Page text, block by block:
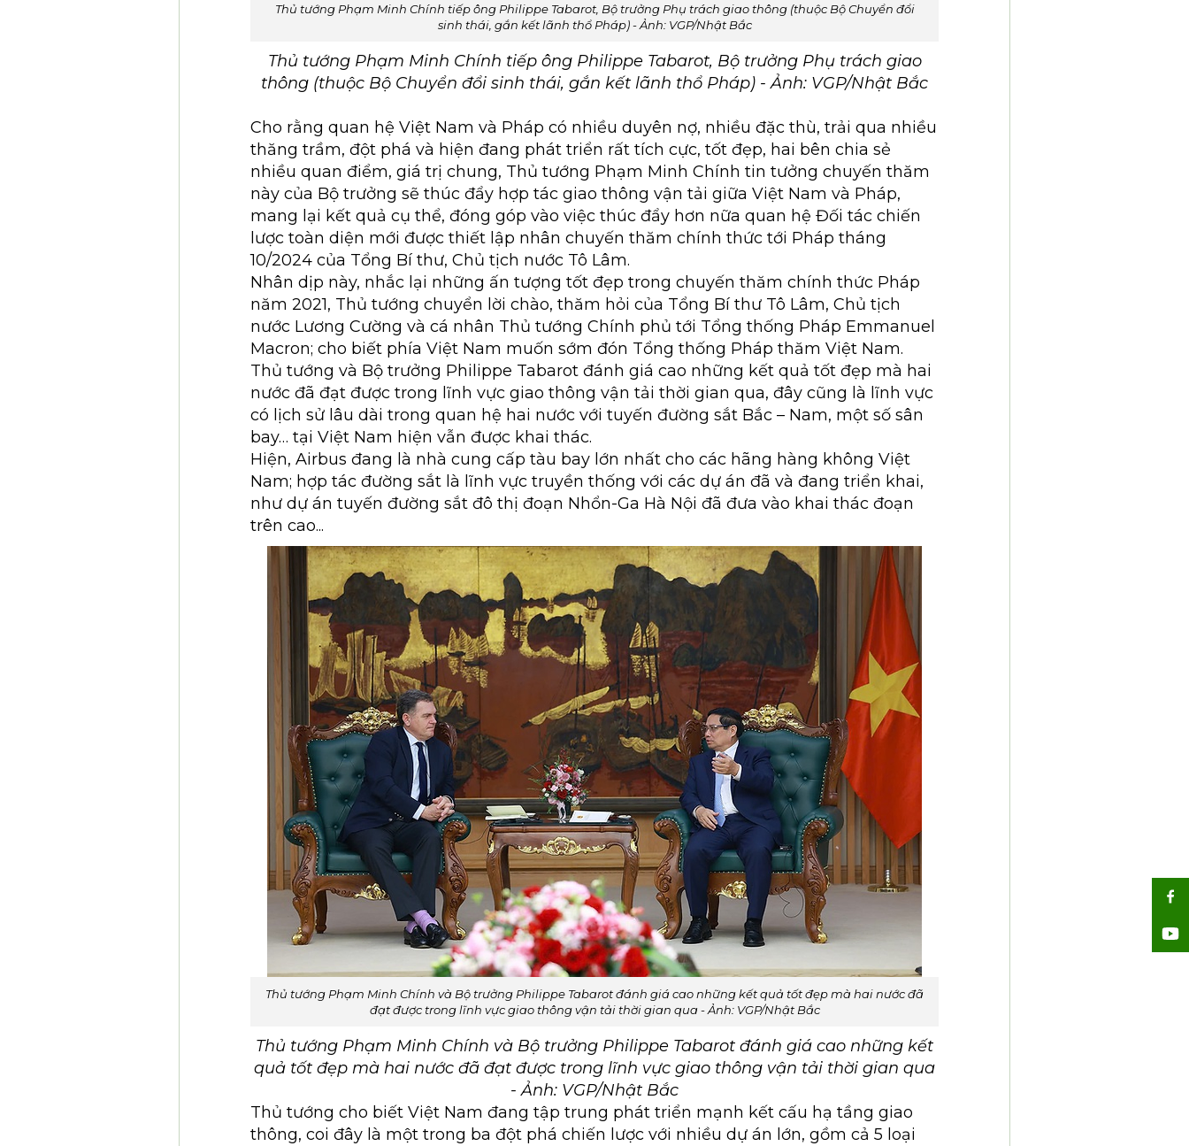
Thủ tướng Phạm Minh Chính tiếp ông Philippe Tabarot, Bộ trưởng Phụ trách giao thông (thuộc Bộ Chuyển đổi
sinh thái, gắn kết lãnh thổ Pháp) - Ảnh: VGP/Nhật Bắc
Thủ tướng Phạm Minh Chính tiếp ông Philippe Tabarot, Bộ trưởng Phụ trách giao
thông (thuộc Bộ Chuyển đổi sinh thái, gắn kết lãnh thổ Pháp) - Ảnh: VGP/Nhật Bắc
Cho rằng quan hệ Việt Nam và Pháp có nhiều duyên nợ, nhiều đặc thù, trải qua nhiều
thăng trầm, đột phá và hiện đang phát triển rất tích cực, tốt đẹp, hai bên chia sẻ
nhiều quan điểm, giá trị chung, Thủ tướng Phạm Minh Chính tin tưởng chuyến thăm
này của Bộ trưởng sẽ thúc đẩy hợp tác giao thông vận tải giữa Việt Nam và Pháp,
mang lại kết quả cụ thể, đóng góp vào việc thúc đẩy hơn nữa quan hệ Đối tác chiến
lược toàn diện mới được thiết lập nhân chuyến thăm chính thức tới Pháp tháng
10/2024 của Tổng Bí thư, Chủ tịch nước Tô Lâm.
Nhân dịp này, nhắc lại những ấn tượng tốt đẹp trong chuyến thăm chính thức Pháp
năm 2021, Thủ tướng chuyển lời chào, thăm hỏi của Tổng Bí thư Tô Lâm, Chủ tịch
nước Lương Cường và cá nhân Thủ tướng Chính phủ tới Tổng thống Pháp Emmanuel
Macron; cho biết phía Việt Nam muốn sớm đón Tổng thống Pháp thăm Việt Nam.
Thủ tướng và Bộ trưởng Philippe Tabarot đánh giá cao những kết quả tốt đẹp mà hai
nước đã đạt được trong lĩnh vực giao thông vận tải thời gian qua, đây cũng là lĩnh vực
có lịch sử lâu dài trong quan hệ hai nước với tuyến đường sắt Bắc – Nam, một số sân
bay… tại Việt Nam hiện vẫn được khai thác.
Hiện, Airbus đang là nhà cung cấp tàu bay lớn nhất cho các hãng hàng không Việt
Nam; hợp tác đường sắt là lĩnh vực truyền thống với các dự án đã và đang triển khai,
như dự án tuyến đường sắt đô thị đoạn Nhổn-Ga Hà Nội đã đưa vào khai thác đoạn
trên cao...
Thủ tướng Phạm Minh Chính và Bộ trưởng Philippe Tabarot đánh giá cao những kết quả tốt đẹp mà hai nước đã
đạt được trong lĩnh vực giao thông vận tải thời gian qua - Ảnh: VGP/Nhật Bắc
Thủ tướng Phạm Minh Chính và Bộ trưởng Philippe Tabarot đánh giá cao những kết
quả tốt đẹp mà hai nước đã đạt được trong lĩnh vực giao thông vận tải thời gian qua
- Ảnh: VGP/Nhật Bắc
Thủ tướng cho biết Việt Nam đang tập trung phát triển mạnh kết cấu hạ tầng giao
thông, coi đây là một trong ba đột phá chiến lược với nhiều dự án lớn, gồm cả 5 loại